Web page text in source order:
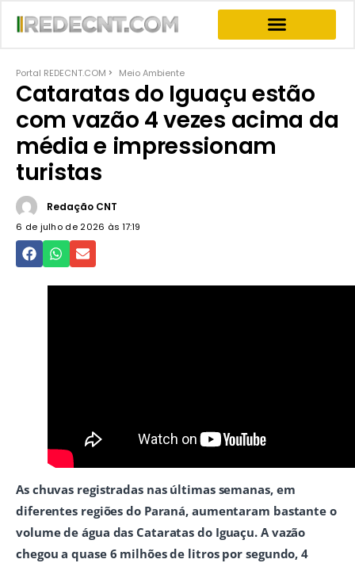
Portal REDECNT.COM Meio Ambiente
Cataratas do Iguaçu estão
com vazão 4 vezes acima da
média e impressionam
turistas
Redação CNT
6 de julho de 2026 às 17:19
As chuvas registradas nas últimas semanas, em
diferentes regiões do Paraná, aumentaram bastante o
volume de água das Cataratas do Iguaçu. A vazão
chegou a quase 6 milhões de litros por segundo, 4